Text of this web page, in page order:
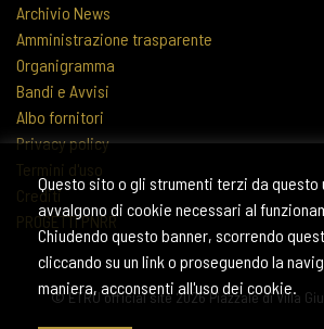
Questo sito o gli strumenti terzi da
avvalgono di cookie necessari al
Chiudendo questo banner, scorrendo
cliccando su un link o proseguendo la
maniera, acconsenti all'uso dei cookie.
Archivio News
Amministrazione trasparente
Organigramma
Bandi e Avvisi
Albo fornitori
Privacy policy
Termini d'uso
Crediti
PROGETTI PNRR
© ETRU official site 2026 Piazzale di Villa